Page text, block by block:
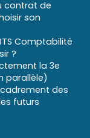
contrat de
son
Comptabilité
?
la 3e
parallèle)
des
futurs